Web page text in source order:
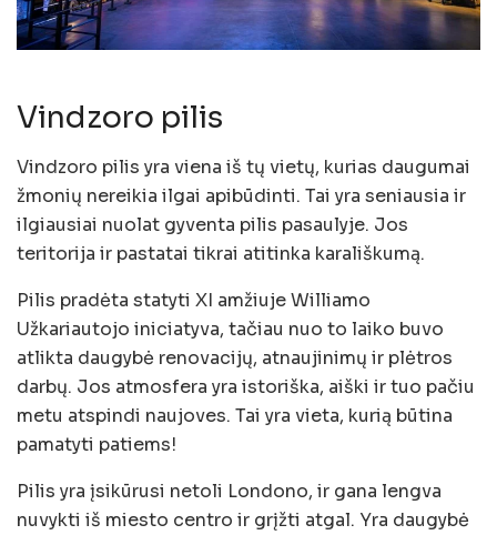
Vindzoro pilis
Vindzoro pilis yra viena iš tų vietų, kurias daugumai
žmonių nereikia ilgai apibūdinti. Tai yra seniausia ir
ilgiausiai nuolat gyventa pilis pasaulyje. Jos
teritorija ir pastatai tikrai atitinka karališkumą.
Pilis pradėta statyti XI amžiuje Williamo
Užkariautojo iniciatyva, tačiau nuo to laiko buvo
atlikta daugybė renovacijų, atnaujinimų ir plėtros
darbų. Jos atmosfera yra istoriška, aiški ir tuo pačiu
metu atspindi naujoves. Tai yra vieta, kurią būtina
pamatyti patiems!
Pilis yra įsikūrusi netoli Londono, ir gana lengva
nuvykti iš miesto centro ir grįžti atgal. Yra daugybė